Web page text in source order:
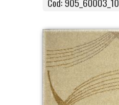
Become
Partner